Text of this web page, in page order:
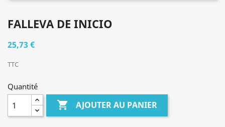
FALLEVA DE INICIO
25,73 €
TTC
Quantité
 AJOUTER AU PANIER